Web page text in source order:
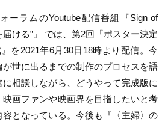
ーラムのYoutube配信番組『Sign of
ける”』 では、第2回『ポスター決定
を2021年6月30日18時より配信。今
世に出るまでの制作のプロセスを語
相談しながら、どうやって完成版に
画ファンや映画界を目指したいと考
となっている。今後も『〈主婦〉の